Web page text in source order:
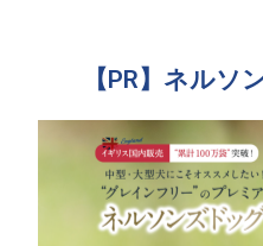
【PR】ネルソ